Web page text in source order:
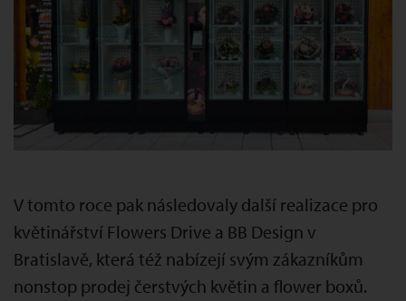
V tomto roce pak následovaly další realizace pro
květinářství Flowers Drive a BB Design v
Bratislavě, která též nabízejí svým zákazníkům
nonstop prodej čerstvých květin a flower boxů.